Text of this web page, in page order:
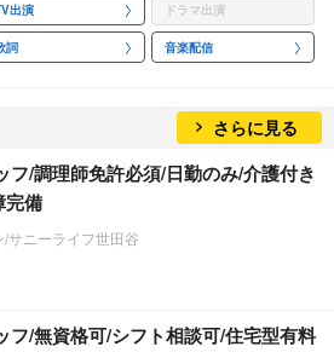
出演 ドラマ出演
詞 音楽配信
さらに見る
フ/調理師免許必須/日勤のみ/介護付き
完備
サニーライフ世田谷
フ/無資格可/シフト相談可/住宅型有料